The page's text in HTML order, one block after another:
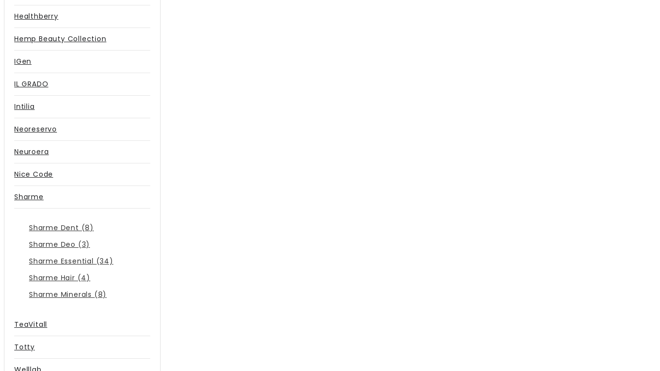
Healthberry
Hemp Beauty Collection
IGen
IL GRADO
Intilia
Neoreservo
Neuroera
Nice Code
Sharme
Sharme Dent (8)
Sharme Deo (3)
Sharme Essential (34)
Sharme Hair (4)
Sharme Minerals (8)
TeaVitall
Totty